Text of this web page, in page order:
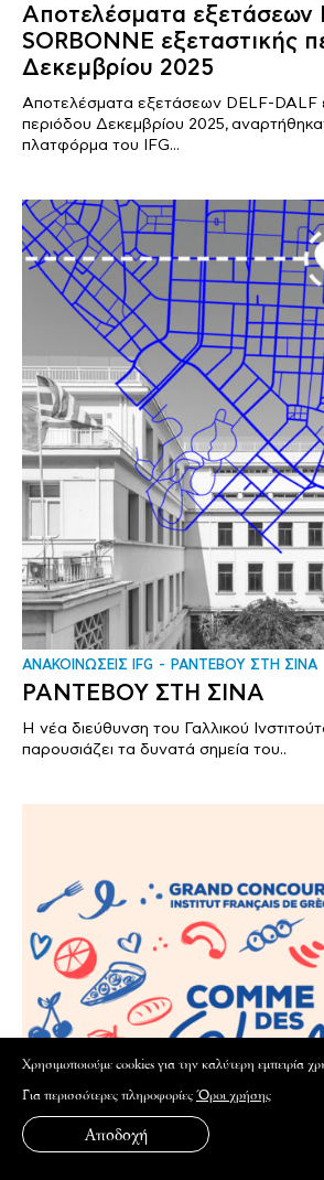
Αποτελέσματα εξετάσεων
SORBONNE εξεταστικής
Δεκεμβρίου 2025
Αποτελέσματα εξετάσεων DELF-DALF
περιόδου Δεκεμβρίου 2025,
πλατφόρμα του IFG...
ΑΝΑΚΟΙΝΩΣΕΙΣ IFG ΡΑΝΤΕΒΟΥ ΣΤΗ ΣΙΝΑ
ΡΑΝΤΕΒΟΥ ΣΤΗ ΣΙΝΑ
Η νέα διεύθυνση του Γαλλικού
παρουσιάζει τα δυνατά σημεία του..
Xρησιμοποιούμε cookies για την καλύτερη εμπειρία
Για περισσότερες πληροφορίεςΌροι χρήσης
Αποδοχή